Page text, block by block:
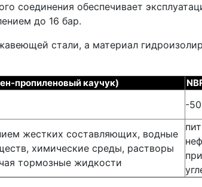
соединения обеспечивает
до 16 бар.
стали, а материал
пропиленовый каучук)
-
жестких составляющих, водные
химические среды, растворы
тормозные жидкости